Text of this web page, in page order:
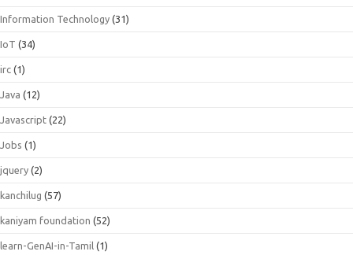
Information Technology (31)
IoT (34)
irc (1)
Java (12)
Javascript (22)
Jobs (1)
jquery (2)
kanchilug (57)
kaniyam foundation (52)
learn-GenAI-in-Tamil (1)